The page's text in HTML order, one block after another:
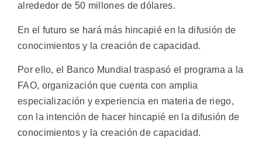
alrededor de 50 millones de dólares.
En el futuro se hará más hincapié en la difusión de
conocimientos y la creación de capacidad.
Por ello, el Banco Mundial traspasó el programa a la
FAO, organización que cuenta con amplia
especialización y experiencia en materia de riego,
con la intención de hacer hincapié en la difusión de
conocimientos y la creación de capacidad.